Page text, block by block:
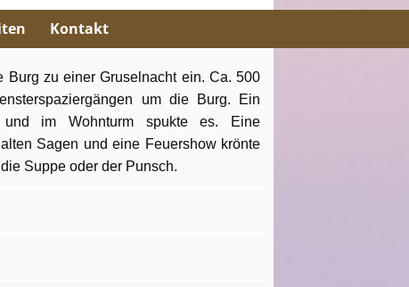
Kontakt
zu einer Gruselnacht ein. Ca. 500
um die Burg. Ein
im Wohnturm spukte es. Eine
Sagen und eine Feuershow krönte
Suppe oder der Punsch.